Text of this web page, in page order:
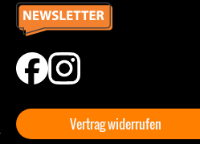
Vertrag widerrufen